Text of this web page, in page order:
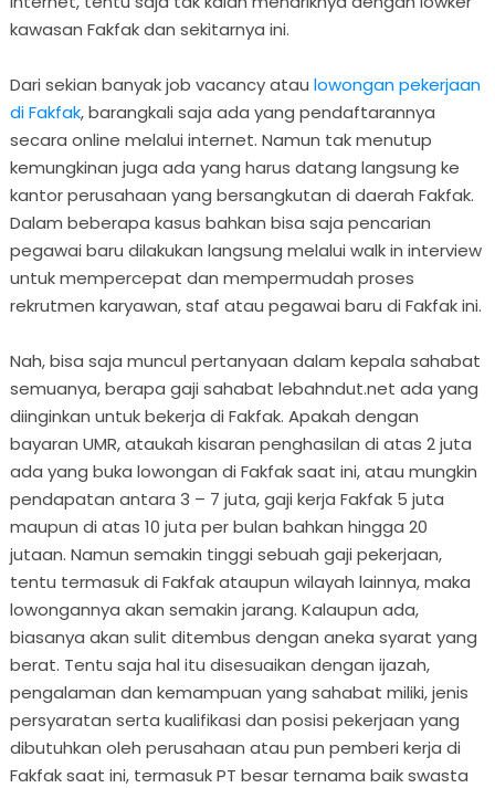
kawasan Fakfak dan sekitarnya ini.
Dari sekian banyak job vacancy atau lowongan pekerjaan
di Fakfak, barangkali saja ada yang pendaftarannya
secara online melalui internet. Namun tak menutup
kemungkinan juga ada yang harus datang langsung ke
kantor perusahaan yang bersangkutan di daerah Fakfak.
Dalam beberapa kasus bahkan bisa saja pencarian
pegawai baru dilakukan langsung melalui walk in interview
untuk mempercepat dan mempermudah proses
rekrutmen karyawan, staf atau pegawai baru di Fakfak ini.
Nah, bisa saja muncul pertanyaan dalam kepala sahabat
semuanya, berapa gaji sahabat lebahndut.net ada yang
diinginkan untuk bekerja di Fakfak. Apakah dengan
bayaran UMR, ataukah kisaran penghasilan di atas 2 juta
ada yang buka lowongan di Fakfak saat ini, atau mungkin
pendapatan antara 3 – 7 juta, gaji kerja Fakfak 5 juta
maupun di atas 10 juta per bulan bahkan hingga 20
jutaan. Namun semakin tinggi sebuah gaji pekerjaan,
tentu termasuk di Fakfak ataupun wilayah lainnya, maka
lowongannya akan semakin jarang. Kalaupun ada,
biasanya akan sulit ditembus dengan aneka syarat yang
berat. Tentu saja hal itu disesuaikan dengan ijazah,
pengalaman dan kemampuan yang sahabat miliki, jenis
persyaratan serta kualifikasi dan posisi pekerjaan yang
dibutuhkan oleh perusahaan atau pun pemberi kerja di
Fakfak saat ini, termasuk PT besar ternama baik swasta